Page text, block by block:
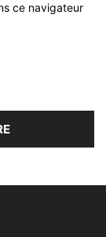
ce navigateur